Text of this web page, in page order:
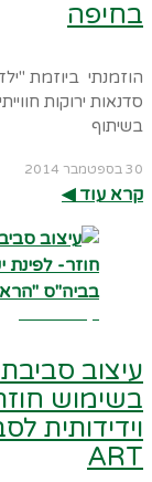
בחיפה
הוזמנתי ביוזמת
סדנאות ירוקות
בשיתוף
30 בספטמבר 2014
קרא עוד ◀︎
עיצוב
בשימוש
ART